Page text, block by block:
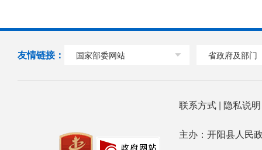
友情链接： 国家部委网站 省政府及部门
联系方式| 隐私说
主办：开阳县人民